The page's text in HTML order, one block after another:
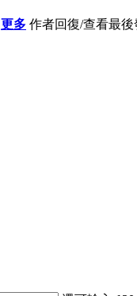
更多 作者回復/查看最後